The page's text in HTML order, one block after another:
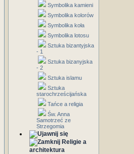
Symbolika kamieni
Symbolika kolorów
Symbolika koła
Symbolika lotosu
Sztuka bizantyjska
- 1
Sztuka bizanyjska
- 2
Sztuka islamu
Sztuka
starochrześcijańska
Tańce a religia
Św. Anna
Samotrzeć ze
Strzegomia
Religie a
architektura